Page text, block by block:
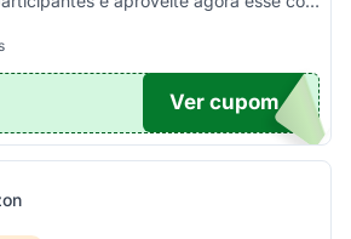
20
Ver cupom